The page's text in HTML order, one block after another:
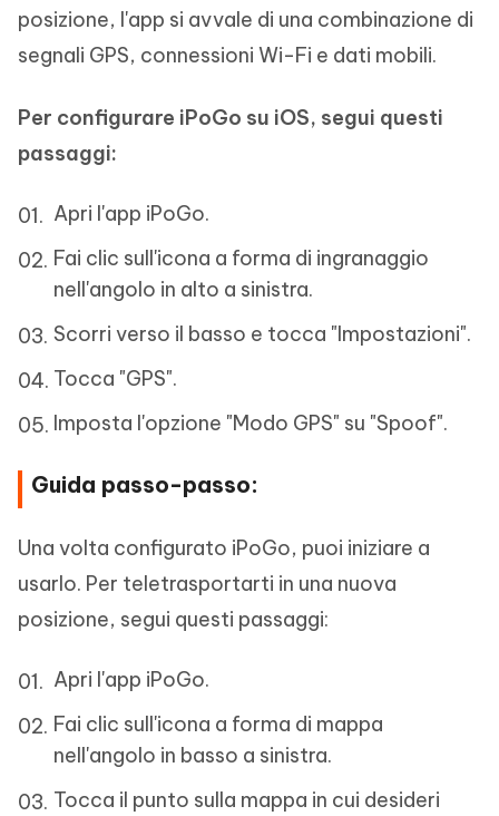
posizione, l'app si avvale di una combinazione di
segnali GPS, connessioni Wi-Fi e dati mobili.
Per configurare iPoGo su iOS, segui questi
passaggi:
Apri l'app iPoGo.
Fai clic sull'icona a forma di ingranaggio
nell'angolo in alto a sinistra.
Scorri verso il basso e tocca "Impostazioni".
Tocca "GPS".
Imposta l'opzione "Modo GPS" su "Spoof".
Guida passo-passo:
Una volta configurato iPoGo, puoi iniziare a
usarlo. Per teletrasportarti in una nuova
posizione, segui questi passaggi:
Apri l'app iPoGo.
Fai clic sull'icona a forma di mappa
nell'angolo in basso a sinistra.
Tocca il punto sulla mappa in cui desideri